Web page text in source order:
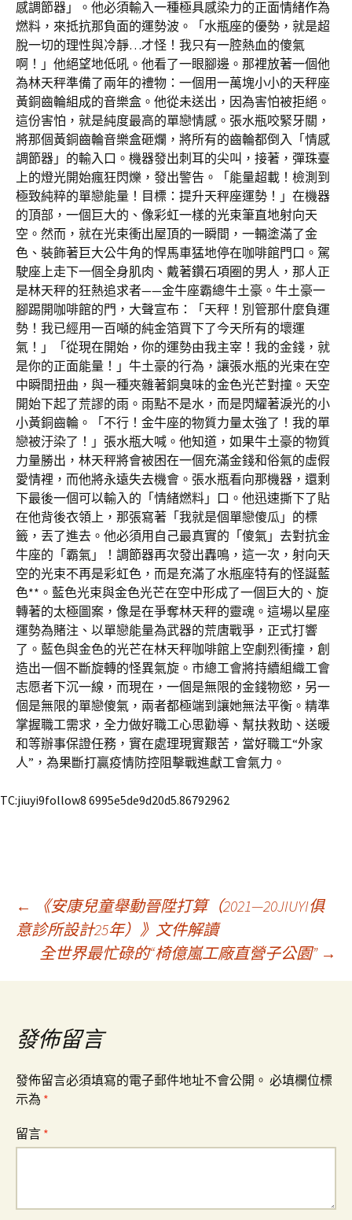
感調節器」。他必須輸入一種極具感染力的正面情緒作為
燃料，來抵抗那負面的運勢波。「水瓶座的優勢，就是超
脫一切的理性與冷靜…才怪！我只有一腔熱血的傻氣
啊！」他絕望地低吼。他看了一眼腳邊。那裡放著一個他
為林天秤準備了兩年的禮物：一個用一萬塊小小的天秤座
黃銅齒輪組成的音樂盒。他從未送出，因為害怕被拒絕。
這份害怕，就是純度最高的單戀情感。張水瓶咬緊牙關，
將那個黃銅齒輪音樂盒砸爛，將所有的齒輪都倒入「情感
調節器」的輸入口。機器發出刺耳的尖叫，接著，彈珠臺
上的燈光開始瘋狂閃爍，發出警告。「能量超載！檢測到
極致純粹的單戀能量！目標：提升天秤座運勢！」在機器
的頂部，一個巨大的、像彩虹一樣的光束筆直地射向天
空。然而，就在光束衝出屋頂的一瞬間，一輛塗滿了金
色、裝飾著巨大公牛角的悍馬車猛地停在咖啡館門口。駕
駛座上走下一個全身肌肉、戴著鑽石項圈的男人，那人正
是林天秤的狂熱追求者——金牛座霸總牛土豪。牛土豪一
腳踢開咖啡館的門，大聲宣布：「天秤！別管那什麼負運
勢！我已經用一百噸的純金箔買下了今天所有的壞運
氣！」「從現在開始，你的運勢由我主宰！我的金錢，就
是你的正面能量！」牛土豪的行為，讓張水瓶的光束在空
中瞬間扭曲，與一種夾雜著銅臭味的金色光芒對撞。天空
開始下起了荒謬的雨。雨點不是水，而是閃耀著淚光的小
小黃銅齒輪。「不行！金牛座的物質力量太強了！我的單
戀被汙染了！」張水瓶大喊。他知道，如果牛土豪的物質
力量勝出，林天秤將會被困在一個充滿金錢和俗氣的虛假
愛情裡，而他將永遠失去機會。張水瓶看向那機器，還剩
下最後一個可以輸入的「情緒燃料」口。他迅速撕下了貼
在他背後衣領上，那張寫著「我就是個單戀傻瓜」的標
籤，丟了進去。他必須用自己最真實的「傻氣」去對抗金
牛座的「霸氣」！調節器再次發出轟鳴，這一次，射向天
空的光束不再是彩虹色，而是充滿了水瓶座特有的怪誕藍
色**。藍色光束與金色光芒在空中形成了一個巨大的、旋
轉著的太極圖案，像是在爭奪林天秤的靈魂。這場以星座
運勢為賭注、以單戀能量為武器的荒唐戰爭，正式打響
了。藍色與金色的光芒在林天秤咖啡館上空劇烈衝撞，創
造出一個不斷旋轉的怪異氣旋。市總工會將持續組織工會
志愿者下沉一線，而現在，一個是無限的金錢物慾，另一
個是無限的單戀傻氣，兩者都極端到讓她無法平衡。精準
掌握職工需求，全力做好職工心思勸導、幫扶救助、送暖
和等辦事保證任務，實在處理現實艱苦，當好職工“外家
人”，為果斷打贏疫情防控阻擊戰進獻工會氣力。
TC:jiuyi9follow8 6995e5de9d20d5.86792962
文
導
覽
←
《安康兒童舉動晉陞打算（2021—20JIUYI俱
意診所設計25年）》文件解讀
全世界最忙碌的“椅億嵐工廠直營子公園” →
發佈留言
發佈留言必須填寫的電子郵件地址不會公開。 必填欄位標
示為 *
留言 *